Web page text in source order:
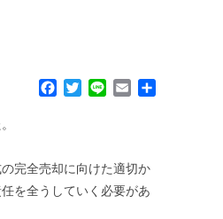
o
o
e
r
完全売却に向けた適切か
を全うしていく必要があ